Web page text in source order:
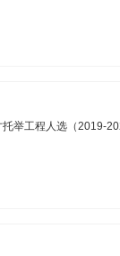
举工程人选（2019-